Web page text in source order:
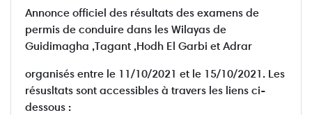
Annonce officiel des résultats des examens de
permis de conduire dans les Wilayas de
Guidimagha ,Tagant ,Hodh El Garbi et Adrar
organisés entre le 11/10/2021 et le 15/10/2021. Les
résusltats sont accessibles à travers les liens ci-
dessous :